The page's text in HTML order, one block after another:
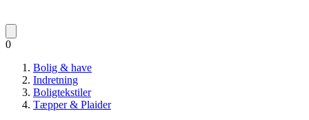
0
Bolig & have
Indretning
Boligtekstiler
Tæpper & Plaider